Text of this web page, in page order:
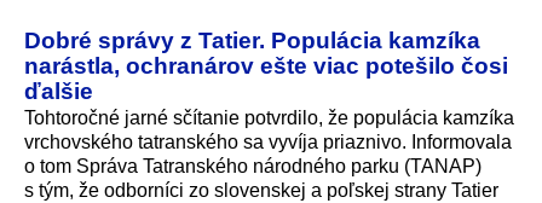
Dobré správy z Tatier. Populácia kamzíka
narástla, ochranárov ešte viac potešilo čosi
ďalšie
Tohtoročné jarné sčítanie potvrdilo, že populácia kamzíka
vrchovského tatranského sa vyvíja priaznivo. Informovala
o tom Správa Tatranského národného parku (TANAP)
s tým, že odborníci zo slovenskej a poľskej strany Tatier